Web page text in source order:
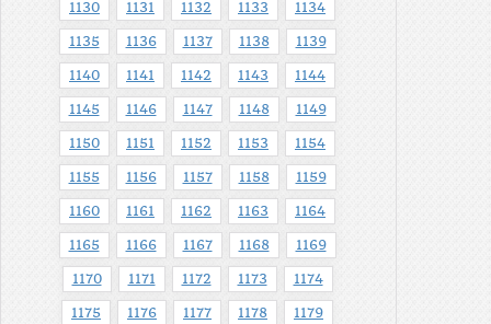
1130 1131 1132 1133 1134
1135 1136 1137 1138 1139
1140 1141 1142 1143 1144
1145 1146 1147 1148 1149
1150 1151 1152 1153 1154
1155 1156 1157 1158 1159
1160 1161 1162 1163 1164
1165 1166 1167 1168 1169
1170 1171 1172 1173 1174
1175 1176 1177 1178 1179